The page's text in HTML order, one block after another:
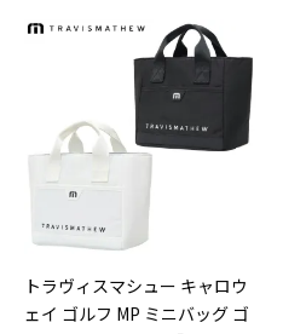
トラヴィスマシュー キャロウ
ェイ ゴルフ MP ミニバッグ ゴ